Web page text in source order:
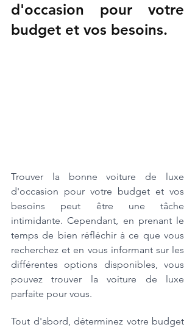
d'occasion pour votre
budget et vos besoins.
Trouver la bonne voiture de luxe
d'occasion pour votre budget et vos
besoins peut être une tâche
intimidante. Cependant, en prenant le
temps de bien réfléchir à ce que vous
recherchez et en vous informant sur les
différentes options disponibles, vous
pouvez trouver la voiture de luxe
parfaite pour vous.
Tout d'abord, déterminez votre budget